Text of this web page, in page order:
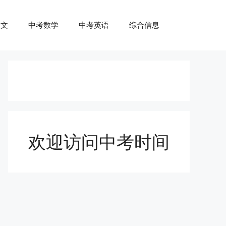
中考数学 中考英语 综合信息
欢迎访问中考时间